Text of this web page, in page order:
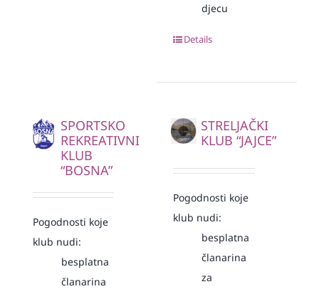
djecu
Details
SPORTSKO
REKREATIVNI
KLUB
“BOSNA”
Pogodnosti koje
klub nudi:
besplatna
članarina
STRELJAČKI
KLUB “JAJCE”
Pogodnosti koje
klub nudi:
besplatna
članarina
za